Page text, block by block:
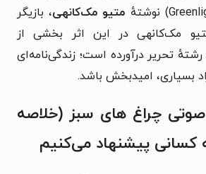
متیو مک‌کانهی، بازیگر
مک‌کانهی در این اثر بخشی از
رشتهٔ تحریر درآورده است؛ زندگی‌نامه‌ای
بسیاری، امیدبخش باشد.
چراغ‌ های سبز (خلاصه
کسانی پیشنهاد می‌کنیم